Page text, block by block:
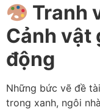
Tranh
Cảnh vật
động
Những bức vẽ đề
trong xanh, ngôi